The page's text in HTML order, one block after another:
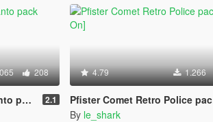
208
On] 2.1
4.79 1.266
Pfister Comet Retro Police pack [Add-On]
By le_shark